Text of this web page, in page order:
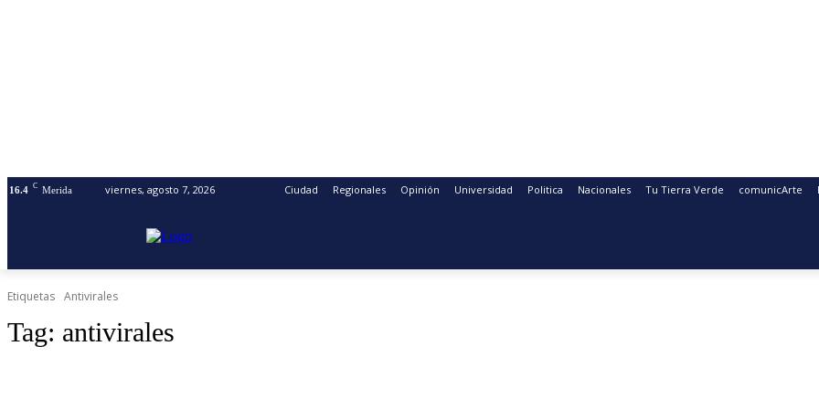
16.4 C Merida viernes, agosto 7, 2026 Ciudad Regionales Opinión Universidad Politica Nacionales Tu Tierra Verde comunicArte
Etiquetas Antivirales
Tag: antivirales